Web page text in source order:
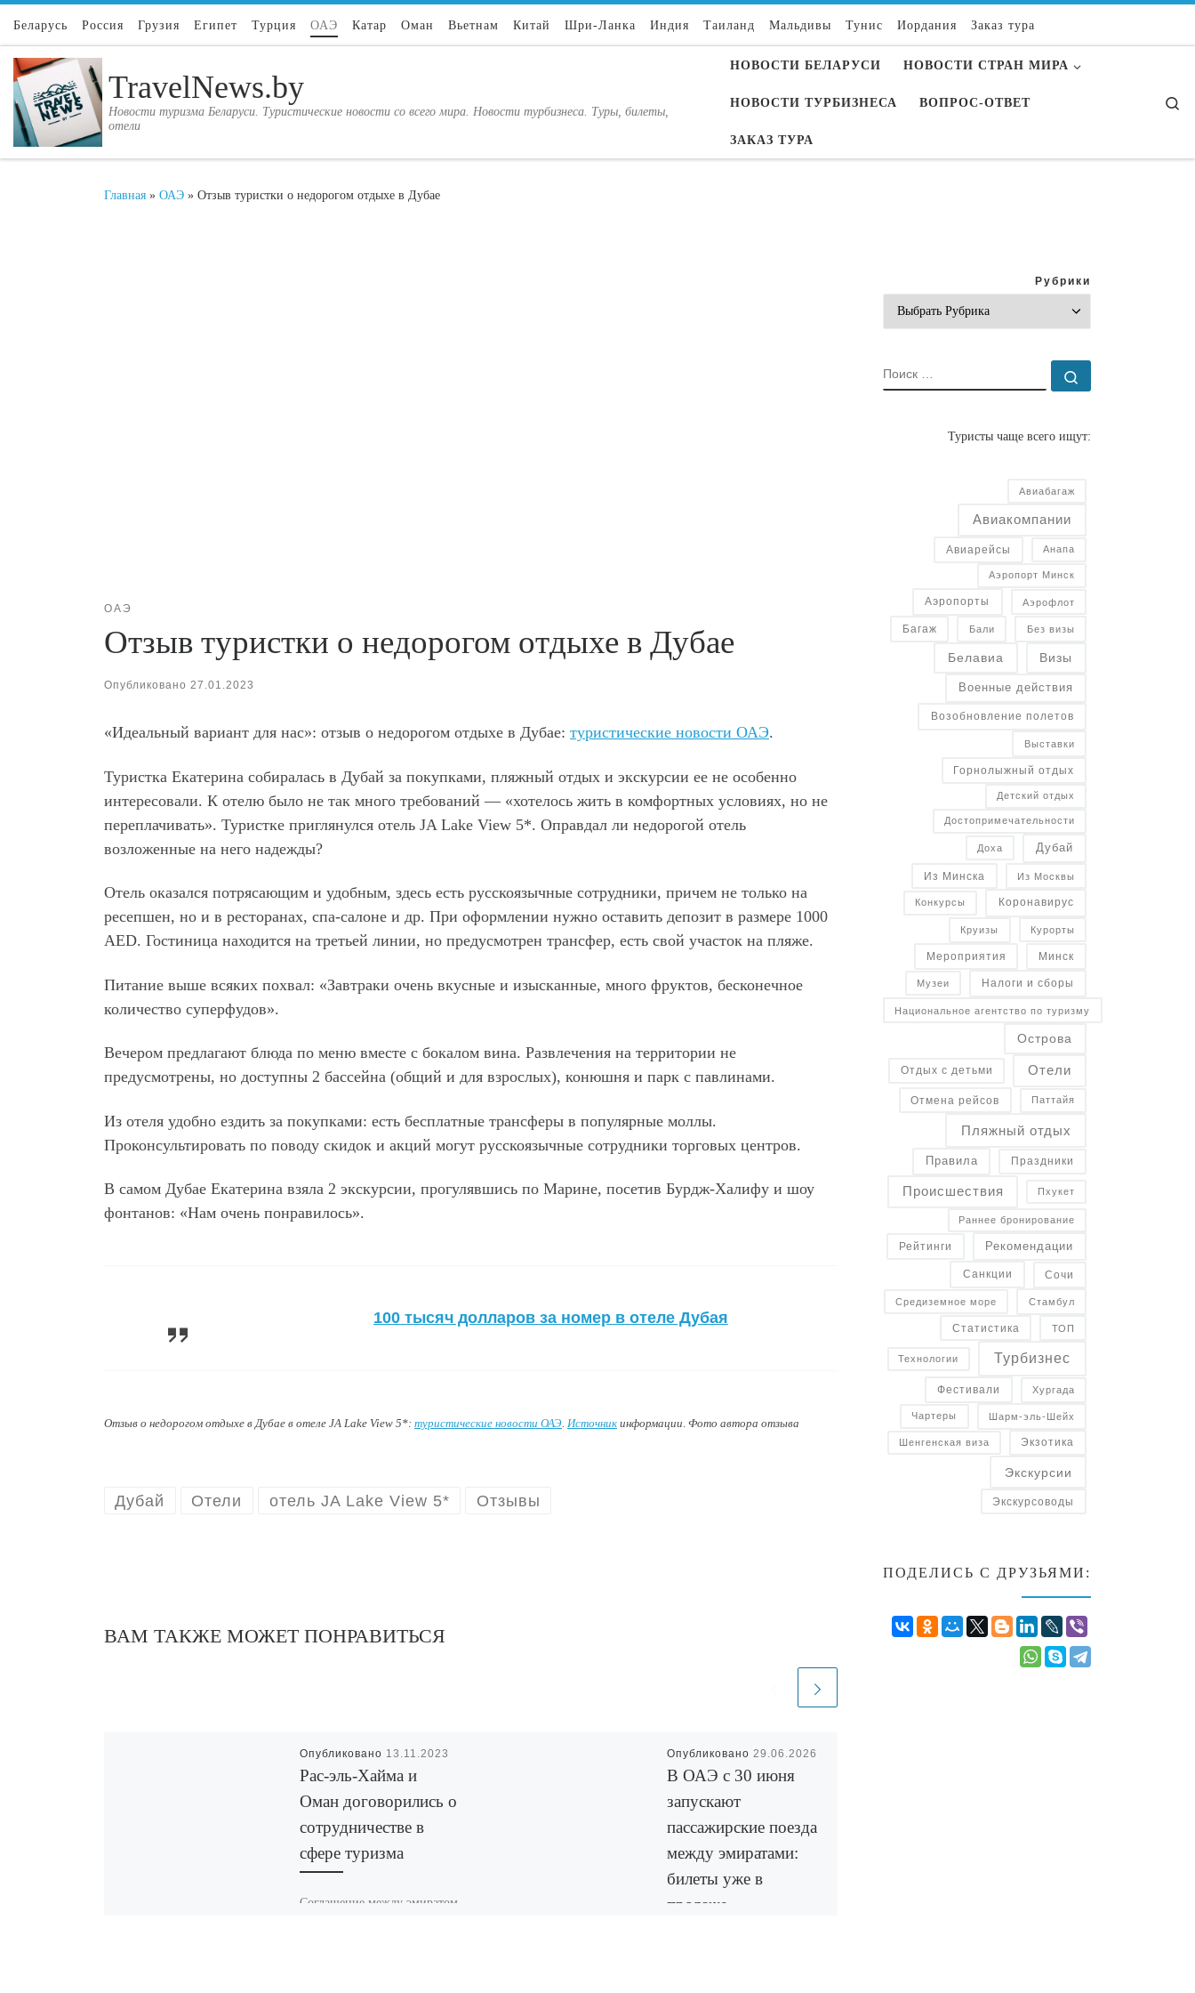
Перейти к содержимому
Беларусь Россия Грузия Египет Турция ОАЭ Катар Оман Вьетнам Китай Шри-Ланка Индия Таиланд Мальдивы Тунис Иордания Заказ тура
TravelNews.by
Новости туризма Беларуси. Туристические новости со всего мира. Новости турбизнеса. Туры, билеты,
отели
НОВОСТИ БЕЛАРУСИ НОВОСТИ СТРАН МИРА
НОВОСТИ ТУРБИЗНЕСА ВОПРОС-ОТВЕТ
ЗАКАЗ ТУРА
Главная » ОАЭ » Отзыв туристки о недорогом отдыхе в Дубае
ОАЭ
Отзыв туристки о недорогом отдыхе в Дубае
Опубликовано 27.01.2023
«Идеальный вариант для нас»: отзыв о недорогом отдыхе в Дубае: туристические новости ОАЭ.
Туристка Екатерина собиралась в Дубай за покупками, пляжный отдых и экскурсии ее не особенно
интересовали. К отелю было не так много требований — «хотелось жить в комфортных условиях, но не
переплачивать». Туристке приглянулся отель JA Lake View 5*. Оправдал ли недорогой отель
возложенные на него надежды?
Отель оказался потрясающим и удобным, здесь есть русскоязычные сотрудники, причем не только на
ресепшен, но и в ресторанах, спа-салоне и др. При оформлении нужно оставить депозит в размере 1000
AED. Гостиница находится на третьей линии, но предусмотрен трансфер, есть свой участок на пляже.
Питание выше всяких похвал: «Завтраки очень вкусные и изысканные, много фруктов, бесконечное
количество суперфудов».
Вечером предлагают блюда по меню вместе с бокалом вина. Развлечения на территории не
предусмотрены, но доступны 2 бассейна (общий и для взрослых), конюшня и парк с павлинами.
Из отеля удобно ездить за покупками: есть бесплатные трансферы в популярные моллы.
Проконсультировать по поводу скидок и акций могут русскоязычные сотрудники торговых центров.
В самом Дубае Екатерина взяла 2 экскурсии, прогулявшись по Марине, посетив Бурдж-Халифу и шоу
фонтанов: «Нам очень понравилось».
100 тысяч долларов за номер в отеле Дубая
Отзыв о недорогом отдыхе в Дубае в отеле JA Lake View 5*: туристические новости ОАЭ. Источник информации. Фото автора отзыва
Дубай Отели отель JA Lake View 5* Отзывы
ВАМ ТАКЖЕ МОЖЕТ ПОНРАВИТЬСЯ
Опубликовано 13.11.2023
Рас-эль-Хайма и
Оман договорились о
сотрудничестве в
сфере туризма
Соглашение между эмиратом
Опубликовано 29.06.2026
В ОАЭ с 30 июня
запускают
пассажирские поезда
между эмиратами:
билеты уже в
продаже
Рубрики
ПОИСК
Туристы чаще всего ищут:
Авиабагаж
Авиакомпании
Авиарейсы Анапа
Аэропорт Минск
Аэропорты Аэрофлот
Багаж Бали Без визы
Белавиа Визы
Военные действия
Возобновление полетов
Выставки
Горнолыжный отдых
Детский отдых
Достопримечательности
Доха Дубай
Из Минска Из Москвы
Конкурсы Коронавирус
Круизы Курорты
Мероприятия Минск
Музеи Налоги и сборы
Национальное агентство по туризму
Острова
Отдых с детьми Отели
Отмена рейсов Паттайя
Пляжный отдых
Правила Праздники
Происшествия Пхукет
Раннее бронирование
Рейтинги Рекомендации
Санкции Сочи
Средиземное море Стамбул
Статистика ТОП
Технологии Турбизнес
Фестивали Хургада
Чартеры Шарм-эль-Шейх
Шенгенская виза Экзотика
Экскурсии
Экскурсоводы
ПОДЕЛИСЬ С ДРУЗЬЯМИ: